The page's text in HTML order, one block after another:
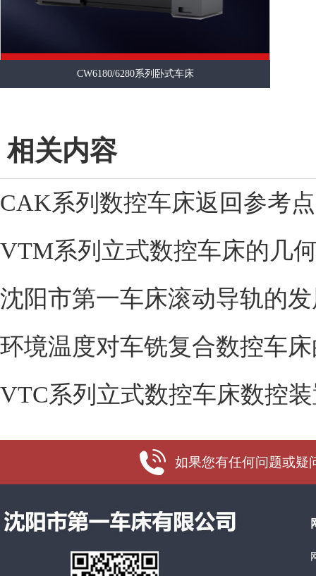
CW6180/6280系列卧式车床
相关内容
CAK系列数控车床返回参考
VTM系列立式数控车床的几
沈阳市第一车床滚动导轨的
环境温度对车铣复合数控车
VTC系列立式数控车床数控
如果您有任何问题或疑